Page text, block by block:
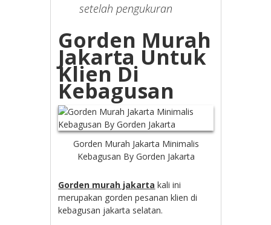
setelah pengukuran
Gorden Murah
Jakarta Untuk
Klien Di
Kebagusan
Gorden Murah Jakarta Minimalis
Kebagusan By Gorden Jakarta
Gorden murah jakarta kali ini
merupakan gorden pesanan klien di
kebagusan jakarta selatan.